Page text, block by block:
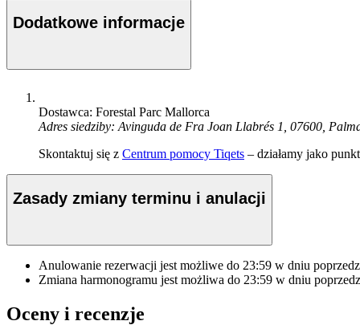
Dodatkowe informacje
Dostawca: Forestal Parc Mallorca
Adres siedziby: Avinguda de Fra Joan Llabrés 1, 07600,
Skontaktuj się z Centrum pomocy Tiqets – działamy jako
Zasady zmiany terminu i anulacji
Anulowanie rezerwacji jest możliwe do 23:59 w dniu
Zmiana harmonogramu jest możliwa do 23:59 w dniu
Oceny i recenzje